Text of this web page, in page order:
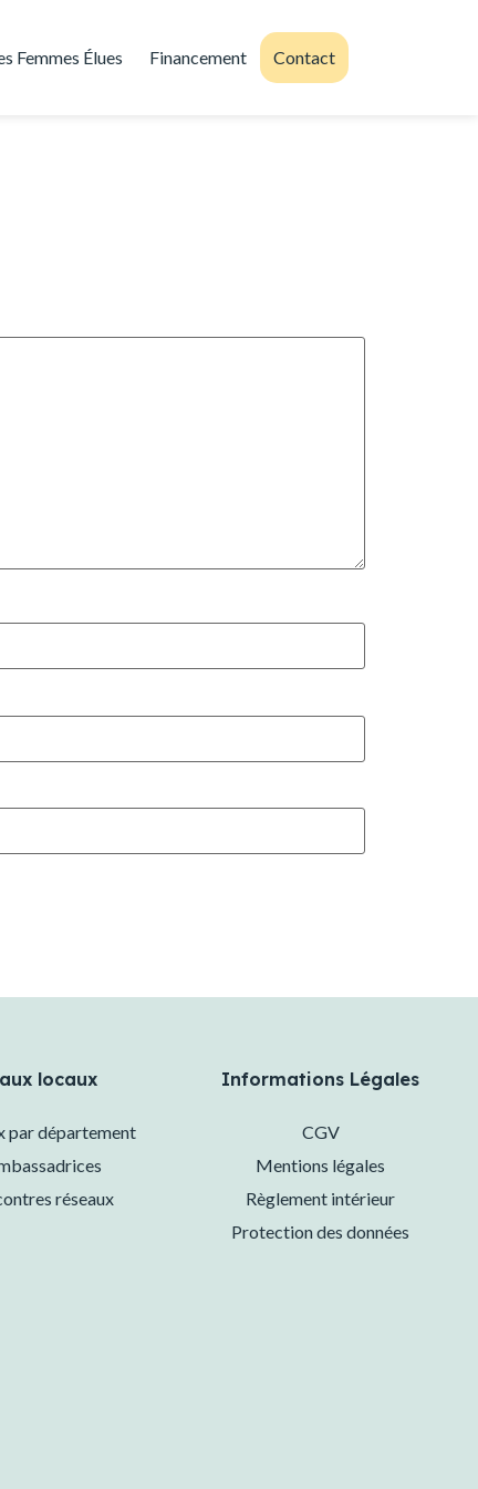
Femmes Élues Financement Contact
locaux
par département
réseaux
Informations Légales
CGV
Mentions légales
Règlement intérieur
Protection des données